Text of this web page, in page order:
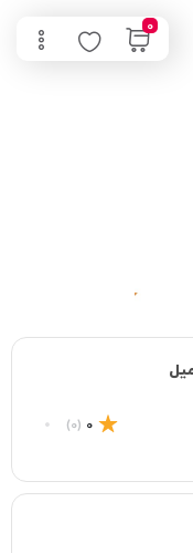
0
0
(0)